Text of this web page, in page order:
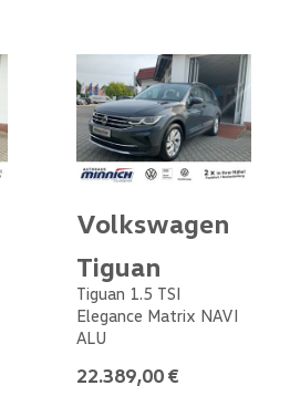
Volkswagen
Tiguan
Tiguan 1.5 TSI
Elegance Matrix NAVI
ALU
22.389,00 €